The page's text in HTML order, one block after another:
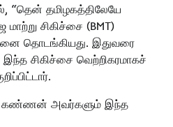
“தென் தமிழகத்திலேயே
சிகிச்சை (BMT)
தொடங்கியது. இதுவரை
சிகிச்சை வெற்றிகரமாகச்
கண்ணன் அவர்களும் இந்த